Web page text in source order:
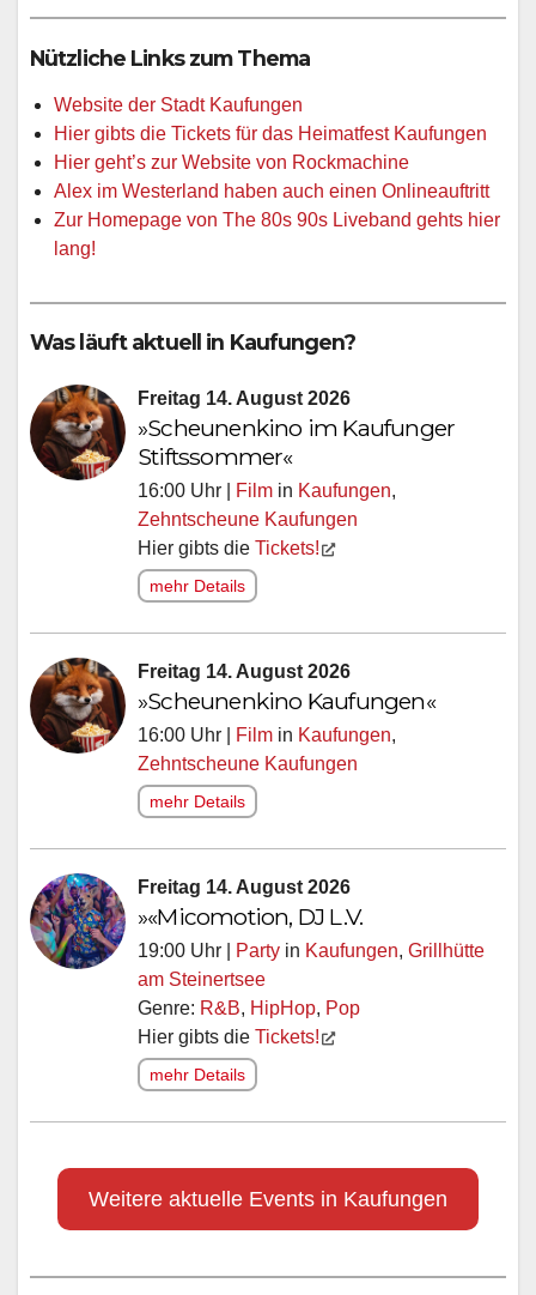
Nützliche Links zum Thema
Website der Stadt Kaufungen
Hier gibts die Tickets für das Heimatfest Kaufungen
Hier geht’s zur Website von Rockmachine
Alex im Westerland haben auch einen Onlineauftritt
Zur Homepage von The 80s 90s Liveband gehts hier
lang!
Was läuft aktuell in Kaufungen?
Freitag 14. August 2026
»Scheunenkino im Kaufunger
Stiftssommer«
16:00 Uhr | Film in Kaufungen,
Zehntscheune Kaufungen
Hier gibts die Tickets!
mehr Details
Freitag 14. August 2026
»Scheunenkino Kaufungen«
16:00 Uhr | Film in Kaufungen,
Zehntscheune Kaufungen
mehr Details
Freitag 14. August 2026
»«Micomotion, DJ L.V.
19:00 Uhr | Party in Kaufungen, Grillhütte
am Steinertsee
Genre: R&B, HipHop, Pop
Hier gibts die Tickets!
mehr Details
Weitere aktuelle Events in Kaufungen